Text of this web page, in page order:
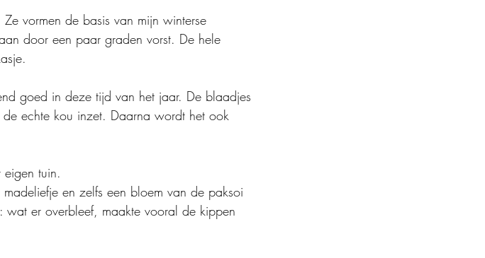
vormen de basis van mijn winterse
door een paar graden vorst. De hele
goed in deze tijd van het jaar. De blaadjes
echte kou inzet. Daarna wordt het ook
tuin.
en zelfs een bloem van de paksoi
wat er overbleef, maakte vooral de kippen